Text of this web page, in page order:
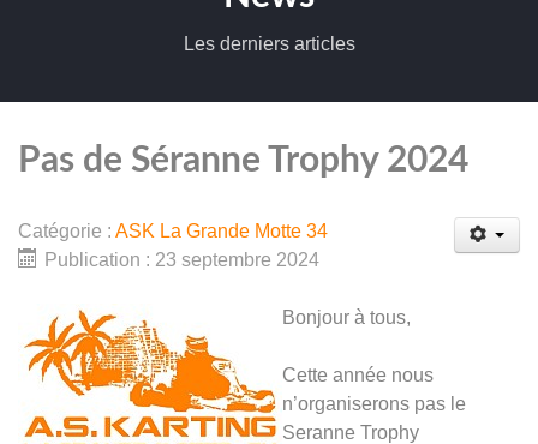
Les derniers articles
Pas de Séranne Trophy 2024
Catégorie : ASK La Grande Motte 34
Publication : 23 septembre 2024
Bonjour à tous,
Cette année nous
n’organiserons pas le
Seranne Trophy